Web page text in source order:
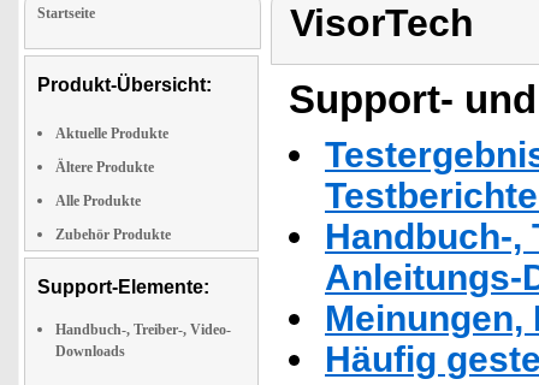
Startseite
Produkt-Übersicht:
Aktuelle Produkte
Ältere Produkte
Alle Produkte
Zubehör Produkte
Support-Elemente:
Handbuch-, Treiber-, Video-
Downloads
VisorTech
Support-
Handbuch-,
Anleitungs-
Häufig